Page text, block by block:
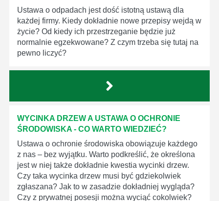
Ustawa o odpadach jest dość istotną ustawą dla
każdej firmy. Kiedy dokładnie nowe przepisy wejdą w
życie? Od kiedy ich przestrzeganie będzie już
normalnie egzekwowane? Z czym trzeba się tutaj na
pewno liczyć?
WYCINKA DRZEW A USTAWA O OCHRONIE
ŚRODOWISKA - CO WARTO WIEDZIEĆ?
Ustawa o ochronie środowiska obowiązuje każdego
z nas – bez wyjątku. Warto podkreślić, że określona
jest w niej także dokładnie kwestia wycinki drzew.
Czy taka wycinka drzew musi być gdziekolwiek
zgłaszana? Jak to w zasadzie dokładniej wygląda?
Czy z prywatnej posesji można wyciąć cokolwiek?